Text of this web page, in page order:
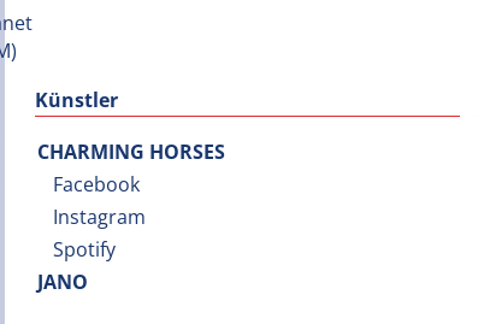
Künstler
CHARMING HORSES
Facebook
Instagram
Spotify
JANO